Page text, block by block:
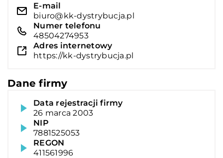
E-mail
biuro@kk-dystrybucja.pl
Numer telefonu
48504274953
Adres internetowy
https://kk-dystrybucja.pl
Dane firmy
Data rejestracji firmy
26 marca 2003
NIP
7881525053
REGON
411561996